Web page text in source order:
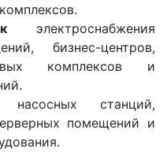
электроснабжения
бизнес-центров,
комплексов и
насосных станций,
помещений и